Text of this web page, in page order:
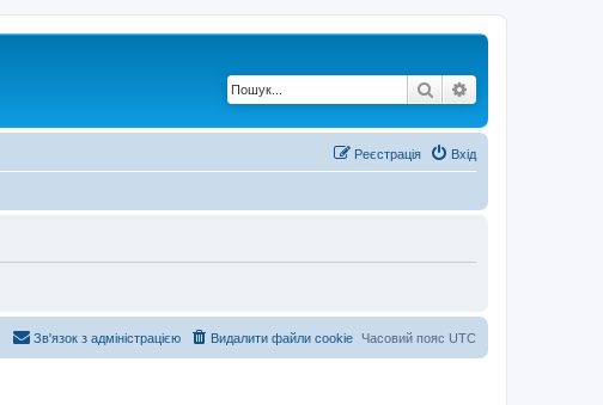
Пошук
Вхід
Реєстрація
Часовий пояс UTC
Видалити файли cookie
Зв'язок з адміністрацією